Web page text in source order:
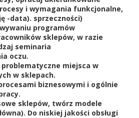
i wymagania funkcjonalne,
-data). sprzeczności)
programów
sklepów, w razie
seminaria
oczu.
miejsca w
w sklepach.
biznesowymi i ogólnie
sklepów, twórz modele
Do niskiej jakości obsługi